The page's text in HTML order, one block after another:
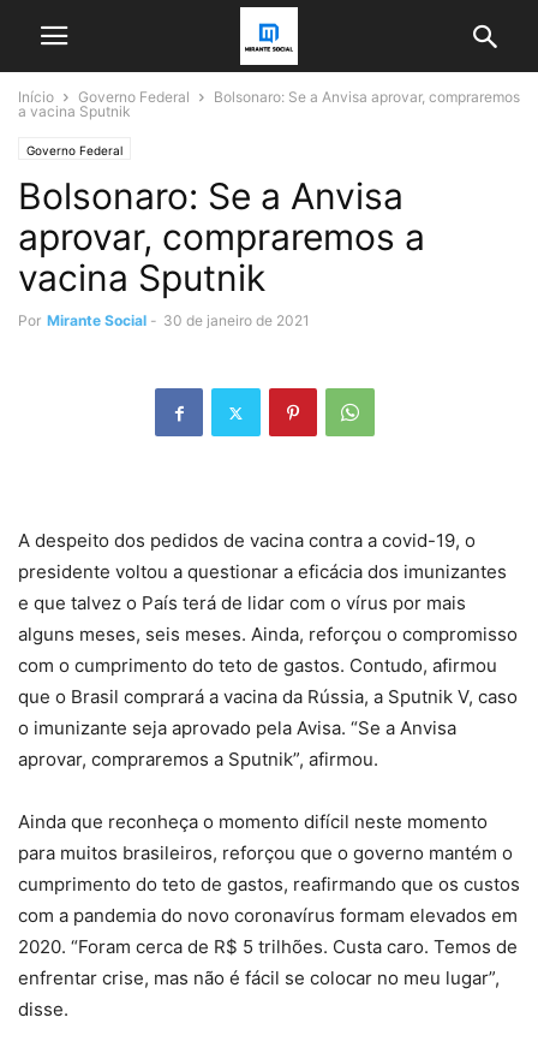
Início Governo Federal
Bolsonaro: Se a Anvisa aprovar, compraremos
a vacina Sputnik
Governo Federal
Bolsonaro: Se a Anvisa
aprovar, compraremos a
vacina Sputnik
Por Mirante Social - 30 de janeiro de 2021
A despeito dos pedidos de vacina contra a covid-19, o
presidente voltou a questionar a eficácia dos imunizantes
e que talvez o País terá de lidar com o vírus por mais
alguns meses, seis meses. Ainda, reforçou o compromisso
com o cumprimento do teto de gastos. Contudo, afirmou
que o Brasil comprará a vacina da Rússia, a Sputnik V, caso
o imunizante seja aprovado pela Avisa. “Se a Anvisa
aprovar, compraremos a Sputnik”, afirmou.
Ainda que reconheça o momento difícil neste momento
para muitos brasileiros, reforçou que o governo mantém o
cumprimento do teto de gastos, reafirmando que os custos
com a pandemia do novo coronavírus formam elevados em
2020. “Foram cerca de R$ 5 trilhões. Custa caro. Temos de
enfrentar crise, mas não é fácil se colocar no meu lugar”,
disse.